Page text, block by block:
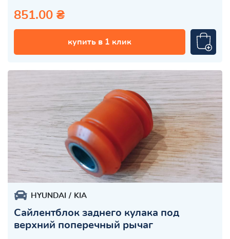
851.00 ₴
купить в 1 клик
HYUNDAI KIA
Сайлентблок заднего кулака под
верхний поперечный рычаг